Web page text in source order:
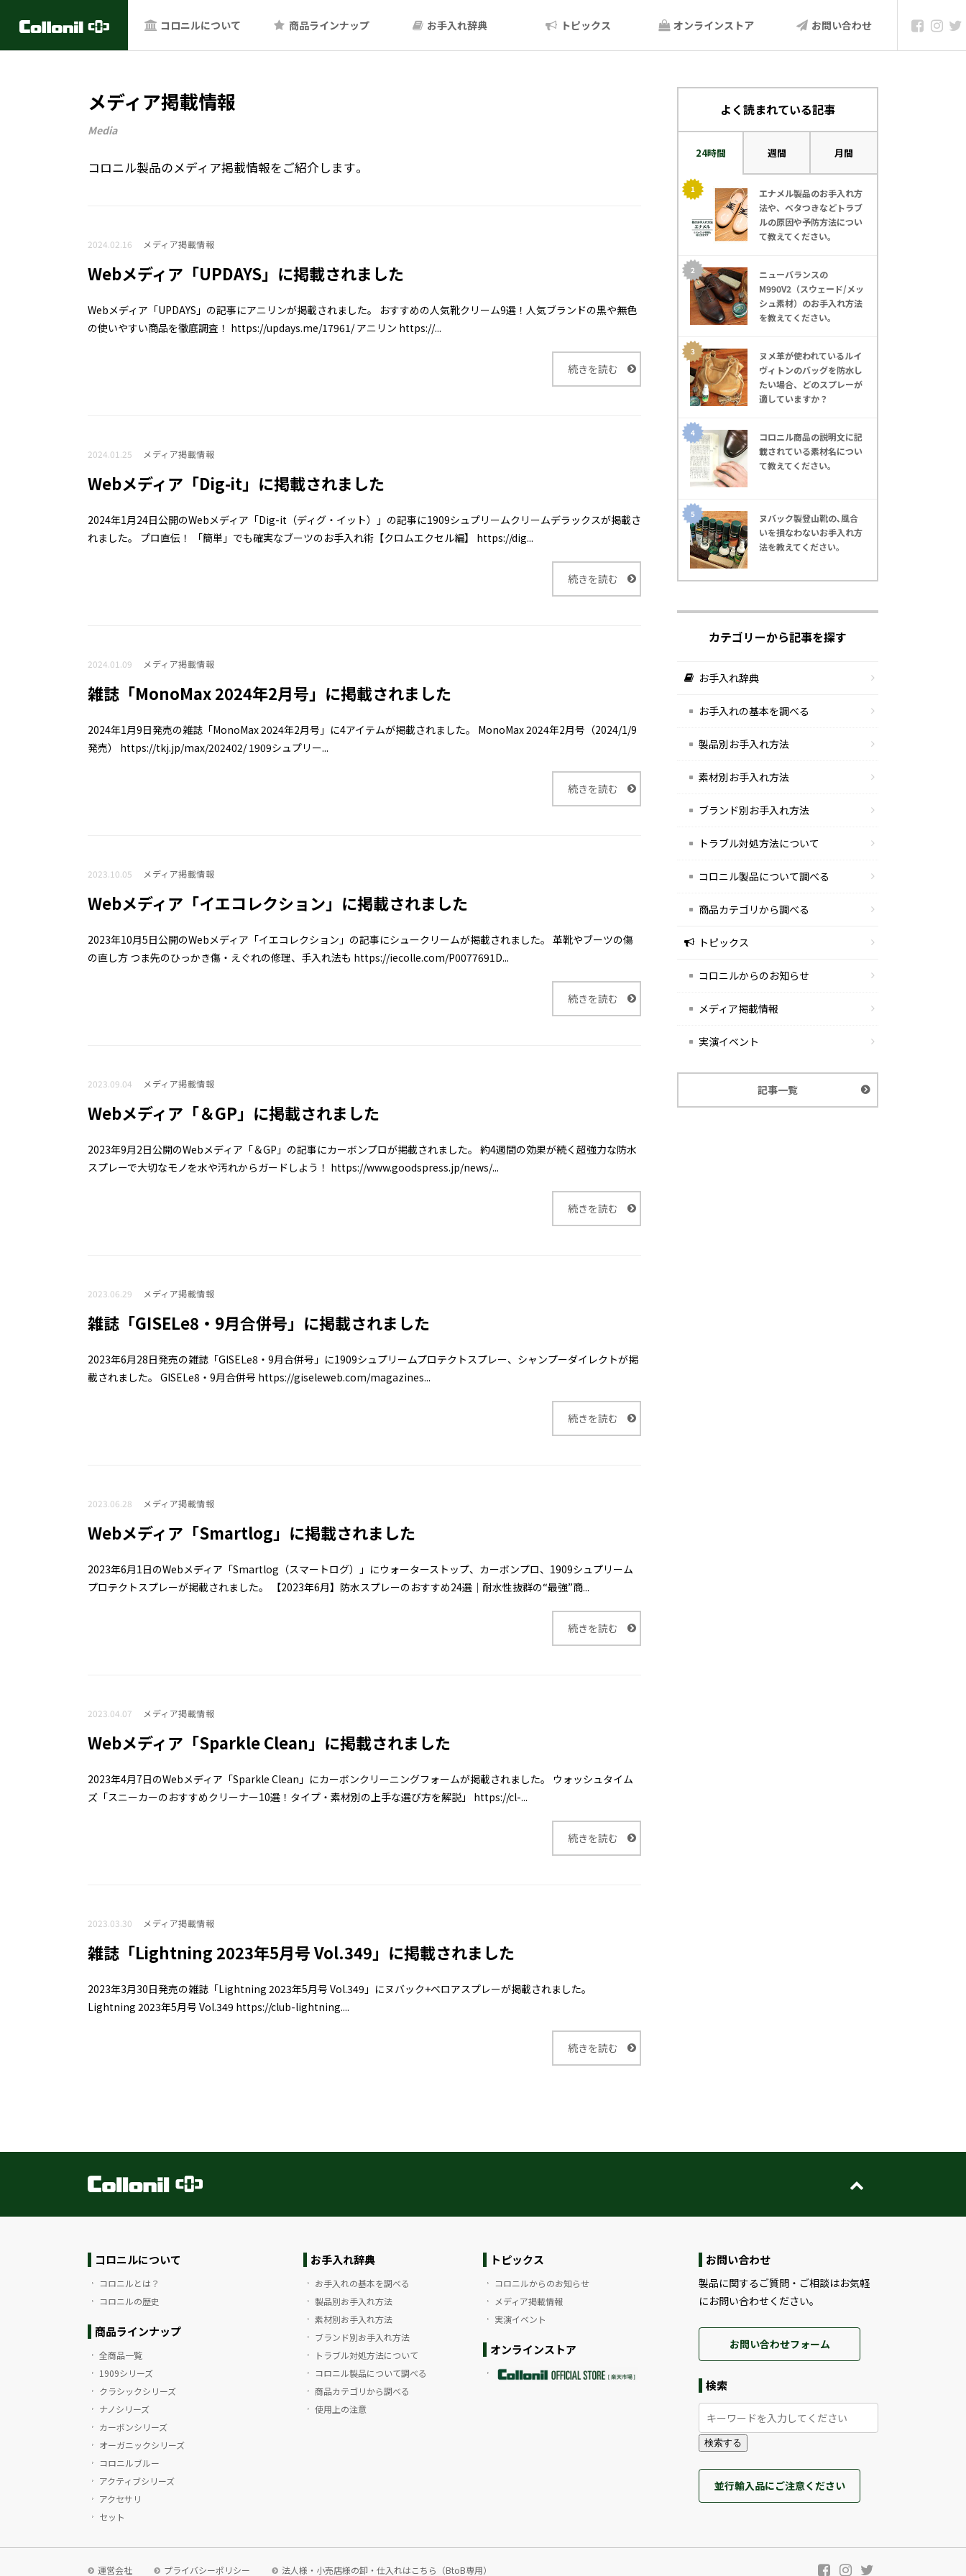
コロニルについて 商品ラインナップ お手入れ辞典 トピックス オンラインストア お問い合わせ
メディア掲載情報
Media
コロニル製品のメディア掲載情報をご紹介します｡
2024.02.16 メディア掲載情報
Webメディア「UPDAYS」に掲載されました
Webメディア「UPDAYS」の記事にアニリンが掲載されました。 おすすめの人気靴クリーム9選！人気ブランドの黒や無色
の使いやすい商品を徹底調査！ https://updays.me/17961/ アニリン https://...
続きを読む
2024.01.25 メディア掲載情報
Webメディア「Dig-it」に掲載されました
2024年1月24日公開のWebメディア「Dig-it（ディグ・イット）」の記事に1909シュプリームクリームデラックスが掲載さ
れました。 プロ直伝！ 「簡単」でも確実なブーツのお手入れ術【クロムエクセル編】 https://dig...
続きを読む
2024.01.09 メディア掲載情報
雑誌「MonoMax 2024年2月号」に掲載されました
2024年1月9日発売の雑誌「MonoMax 2024年2月号」に4アイテムが掲載されました。 MonoMax 2024年2月号（2024/1/9
発売） https://tkj.jp/max/202402/ 1909シュプリー...
続きを読む
2023.10.05 メディア掲載情報
Webメディア「イエコレクション」に掲載されました
2023年10月5日公開のWebメディア「イエコレクション」の記事にシュークリームが掲載されました。 革靴やブーツの傷
の直し方 つま先のひっかき傷・えぐれの修理、手入れ法も https://iecolle.com/P0077691D...
続きを読む
2023.09.04 メディア掲載情報
Webメディア「＆GP」に掲載されました
2023年9月2日公開のWebメディア「＆GP」の記事にカーボンプロが掲載されました。 約4週間の効果が続く超強力な防水
スプレーで大切なモノを水や汚れからガードしよう！ https://www.goodspress.jp/news/...
続きを読む
2023.06.29 メディア掲載情報
雑誌「GISELe8・9月合併号」に掲載されました
2023年6月28日発売の雑誌「GISELe8・9月合併号」に1909シュプリームプロテクトスプレー、シャンプーダイレクトが掲
載されました。 GISELe8・9月合併号 https://giseleweb.com/magazines...
続きを読む
2023.06.28 メディア掲載情報
Webメディア「Smartlog」に掲載されました
2023年6月1日のWebメディア「Smartlog（スマートログ）」にウォーターストップ、カーボンプロ、1909シュプリーム
プロテクトスプレーが掲載されました。 【2023年6月】防水スプレーのおすすめ24選｜耐水性抜群の“最強”商...
続きを読む
2023.04.07 メディア掲載情報
Webメディア「Sparkle Clean」に掲載されました
2023年4月7日のWebメディア「Sparkle Clean」にカーボンクリーニングフォームが掲載されました。 ウォッシュタイム
ズ「スニーカーのおすすめクリーナー10選！タイプ・素材別の上手な選び方を解説」 https://cl-...
続きを読む
2023.03.30 メディア掲載情報
雑誌「Lightning 2023年5月号 Vol.349」に掲載されました
2023年3月30日発売の雑誌「Lightning 2023年5月号 Vol.349」にヌバック+ベロアスプレーが掲載されました。
Lightning 2023年5月号 Vol.349 https://club-lightning....
続きを読む
よく読まれている記事
24時間 週間 月間
エナメル製品のお手入れ方
法や、ベタつきなどトラブ
ルの原因や予防方法につい
て教えてください。
ニューバランスの
M990V2（スウェード/メッ
シュ素材）のお手入れ方法
を教えてください｡
ヌメ革が使われているルイ
ヴィトンのバッグを防水し
たい場合、どのスプレーが
適していますか？
コロニル商品の説明文に記
載されている素材名につい
て教えてください｡
ヌバック製登山靴の､風合
いを損なわないお手入れ方
法を教えてください｡
カテゴリーから記事を探す
お手入れ辞典
お手入れの基本を調べる
製品別お手入れ方法
素材別お手入れ方法
ブランド別お手入れ方法
トラブル対処方法について
コロニル製品について調べる
商品カテゴリから調べる
トピックス
コロニルからのお知らせ
メディア掲載情報
実演イベント
記事一覧
コロニルについて
コロニルとは？
コロニルの歴史
商品ラインナップ
全商品一覧
1909シリーズ
クラシックシリーズ
ナノシリーズ
カーボンシリーズ
オーガニックシリーズ
コロニルブルー
アクティブシリーズ
アクセサリ
セット
お手入れ辞典
お手入れの基本を調べる
製品別お手入れ方法
素材別お手入れ方法
ブランド別お手入れ方法
トラブル対処方法について
コロニル製品について調べる
商品カテゴリから調べる
使用上の注意
トピックス
コロニルからのお知らせ
メディア掲載情報
実演イベント
オンラインストア
お問い合わせ
製品に関するご質問・ご相談はお気軽
にお問い合わせください。
お問い合わせフォーム
検索
検索する
並行輸入品にご注意ください
運営会社 プライバシーポリシー 法人様・小売店様の卸・仕入れはこちら（BtoB専用）